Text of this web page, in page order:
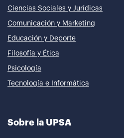
Ciencias Sociales y Jurídicas
Comunicación y Marketing
Educación y Deporte
Filosofía y Ética
Psicología
Tecnología e Informática
Sobre la UPSA